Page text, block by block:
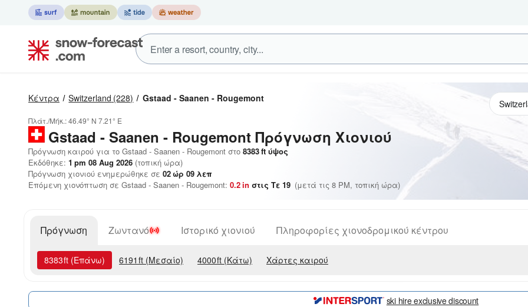
Κέντρα Switzerland (228) Gstaad - Saanen - Rougemont
Πλάτ./Μήκ.:46.49° N 7.21° E
Gstaad - Saanen - Rougemont Πρόγνωση Χιονιού
Πρόγνωση καιρού για το Gstaad - Saanen - Rougemont στο 8383ft ύψος
Εκδόθηκε: 1 pm 08 Aug 2026 (τοπική ώρα)
Πρόγνωση χιονιού ενημερώθηκε σε 02ώρ 09 λεπ
Επόμενη χιονόπτωση σε Gstaad - Saanen - Rougemont: 0.2in στις Τε 19 (μετά τις 8 PM, τοπική ώρα)
Πρόγνωση Ζωντανό Ιστορικό χιονιού Πληροφορίες χιονοδρομικού κέντρου
8383ft (Επάνω) 6191 ft (Μεσαίο) 4000ft (Κάτω) Χάρτες καιρού
ski hire exclusive discount